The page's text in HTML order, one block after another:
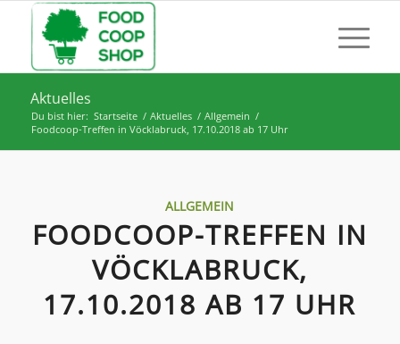
Aktuelles
Du bist hier: Startseite / Aktuelles / Allgemein /
Foodcoop-Treffen in Vöcklabruck, 17.10.2018 ab 17 Uhr
ALLGEMEIN
FOODCOOP-TREFFEN IN
VÖCKLABRUCK,
17.10.2018 AB 17 UHR